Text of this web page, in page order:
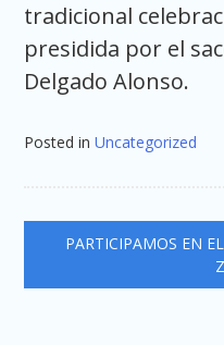
tradicional
presidida por el
Delgado Alonso.
Posted inUncategorized
Navegación
PARTICIPAMOS EN